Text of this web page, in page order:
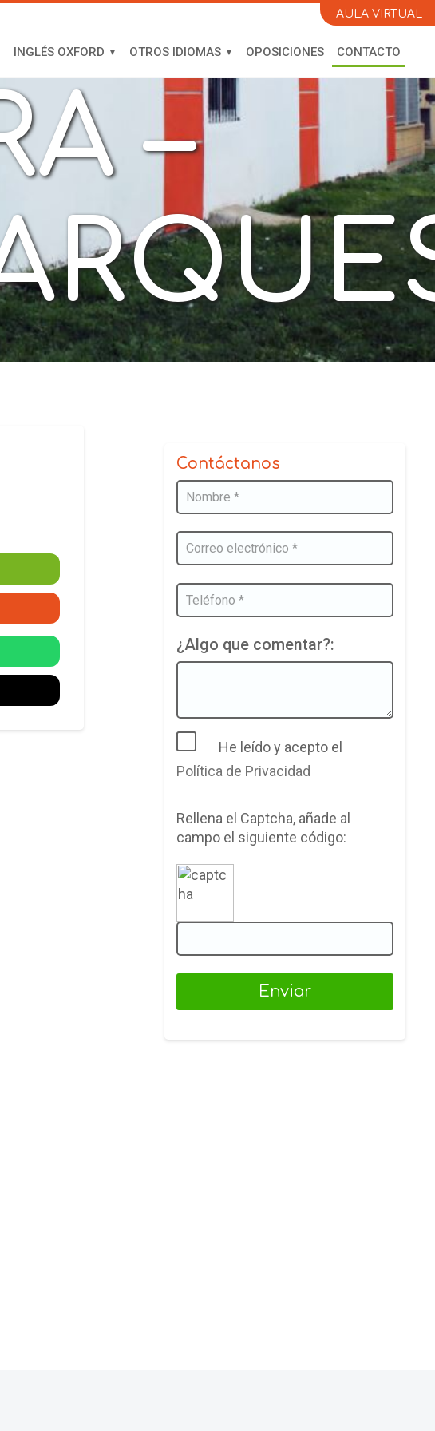
INGLÉS OXFORD OTROS IDIOMAS OPOSICIONES CONTACTO
AULA VIRTUAL
–
Contáctanos
¿Algo que comentar?:
He leído y acepto el
Política de Privacidad
Rellena el Captcha, añade al
campo el siguiente código: